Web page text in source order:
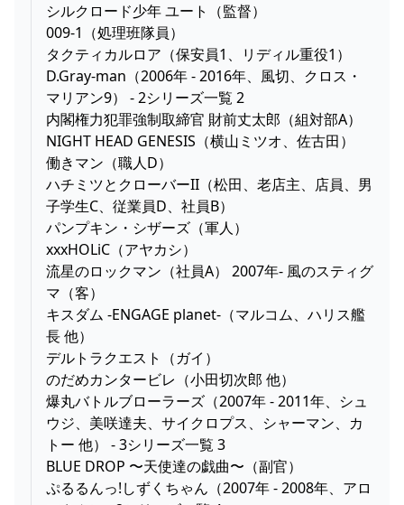
シルクロード少年 ユート（監督）
009-1（処理班隊員）
タクティカルロア（保安員1、リディル重役1）
D.Gray-man（2006年 - 2016年、風切、クロス・
マリアン9） - 2シリーズ一覧 2
内閣権力犯罪強制取締官 財前丈太郎（組対部A）
NIGHT HEAD GENESIS（横山ミツオ、佐古田）
働きマン（職人D）
ハチミツとクローバーII（松田、老店主、店員、男
子学生C、従業員D、社員B）
パンプキン・シザーズ（軍人）
xxxHOLiC（アヤカシ）
流星のロックマン（社員A） 2007年- 風のスティグ
マ（客）
キスダム -ENGAGE planet-（マルコム、ハリス艦
長 他）
デルトラクエスト（ガイ）
のだめカンタービレ（小田切次郎 他）
爆丸バトルブローラーズ（2007年 - 2011年、シュ
ウジ、美咲達夫、サイクロプス、シャーマン、カ
トー 他） - 3シリーズ一覧 3
BLUE DROP 〜天使達の戯曲〜（副官）
ぷるるんっ!しずくちゃん（2007年 - 2008年、アロ